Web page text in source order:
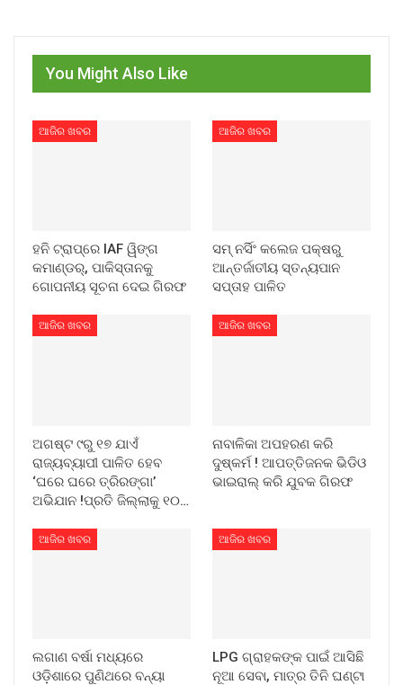
You Might Also Like
ଆଜିର ଖବର
ହନି ଟ୍ରାପ୍‌ରେ IAF ୱିଙ୍ଗ
କମାଣ୍ଡର୍, ପାକିସ୍ତାନକୁ
ଗୋପନୀୟ ସୂଚନା ଦେଇ ଗିରଫ
ଆଜିର ଖବର
ସମ୍ ନର୍ସିଂ କଲେଜ ପକ୍ଷରୁ
ଆନ୍ତର୍ଜାତୀୟ ସ୍ତନ୍ୟପାନ
ସପ୍ତାହ ପାଳିତ
ଆଜିର ଖବର
ଅଗଷ୍ଟ ୯ରୁ ୧୭ ଯାଏଁ
ରାଜ୍ୟବ୍ୟାପୀ ପାଳିତ ହେବ
‘ଘରେ ଘରେ ତ୍ରିରଙ୍ଗା’
ଅଭିଯାନ !ପ୍ରତି ଜିଲ୍ଲାକୁ ୧୦…
ଆଜିର ଖବର
ନାବାଳିକା ଅପହରଣ କରି
ଦୁଷ୍କର୍ମ ! ଆପତ୍ତିଜନକ ଭିଡିଓ
ଭାଇରାଲ୍ କରି ଯୁବକ ଗିରଫ
ଆଜିର ଖବର
ଲଗାଣ ବର୍ଷା ମଧ୍ୟରେ
ଓଡ଼ିଶାରେ ପୁଣିଥରେ ବନ୍ୟା
ଆଜିର ଖବର
LPG ଗ୍ରାହକଙ୍କ ପାଇଁ ଆସିଛି
ନୂଆ ସେବା, ମାତ୍ର ତିନି ଘଣ୍ଟା